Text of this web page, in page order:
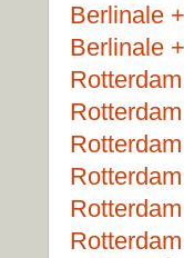
Berlinale
Berlinale